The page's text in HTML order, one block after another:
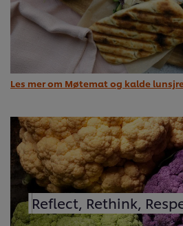
Les mer om Møtemat og kalde
Reflect, Rethink,